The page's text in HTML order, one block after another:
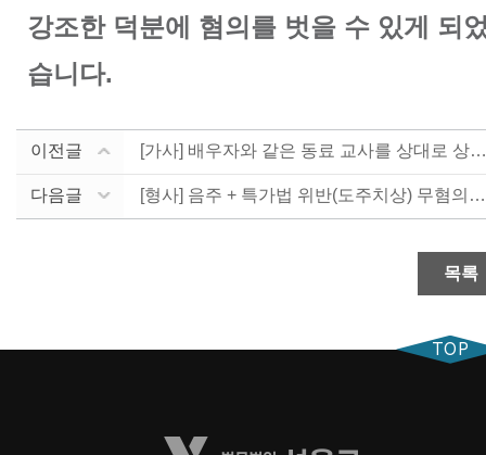
강조한 덕분에 혐의를 벗을 수 있게 되
습니다.
이전글 [가사] 배우자와 같은 동료 교사를 상대로 상간 소송한....
다음글 [형사] 음주 + 특가법 위반(도주치상) 무혐의 받은 ....
목록
TOP